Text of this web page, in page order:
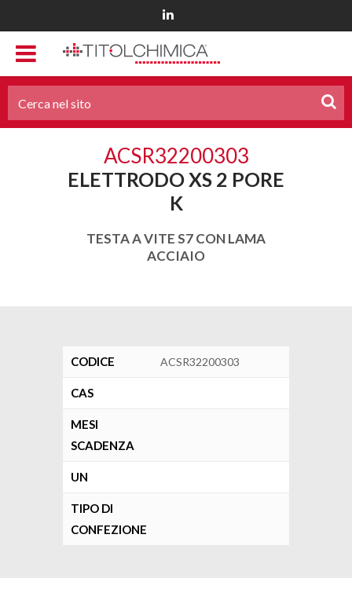
ACSR32200303
ELETTRODO XS 2 PORE
K
TESTA A VITE S7 CON LAMA
ACCIAIO
CODICE ACSR32200303
CAS
MESI
SCADENZA
UN
TIPO DI
CONFEZIONE